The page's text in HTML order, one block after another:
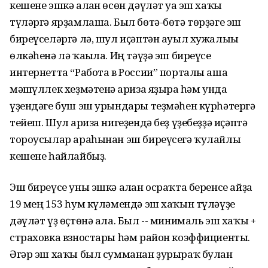
кешене эшкә алған өсөн дәүләт уға эш хаҡы
түләргә ярҙамлаша. Был бөтә-бөтә төрҙәге эш
биреүселәргә лә, шул иҫәптән ауыл хужалығы
өлкәһенә лә ҡағыла. Иң тәүҙә эш биреүсе
интернетта “Работа в России” порталы аша
мәшғүллек хеҙмәтенә ғариза яҙырға һәм унда
үҙендәге буш эш урындары теҙмәһен күрһәтергә
тейеш. Шул ғариза нигеҙендә беҙ үҙебеҙҙә иҫәптә
тороусылар араһынан эш биреүсегә ҡулайлы
кешене һайлайбыҙ.
Эш биреүсе уны эшкә алған осраҡта беренсе айҙа
19 мең 153 һум күләмендә эш хаҡын түләүҙе
дәүләт үҙ өҫтөнә ала. Был -- минималь эш хаҡы +
страховка взностары һәм район коэффициенты.
Әгәр эш хаҡы был сумманан ҙурыраҡ булған